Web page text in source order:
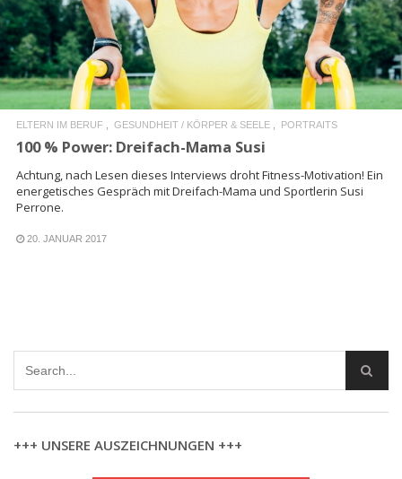
ELTERN IM BERUF GESUNDHEIT / KÖRPER & SEELE PORTRAITS
100 % Power: Dreifach-Mama Susi
Achtung, nach Lesen dieses Interviews droht Fitness-Motivation! Ein
energetisches Gespräch mit Dreifach-Mama und Sportlerin Susi
Perrone.
20. JANUAR 2017
+++ UNSERE AUSZEICHNUNGEN +++